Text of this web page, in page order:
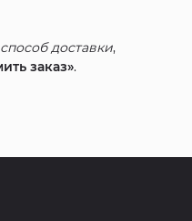
способ доставки,
заказ».